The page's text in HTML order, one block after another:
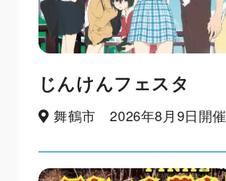
じんけんフェスタ
舞鶴市 2026年8月9日開催